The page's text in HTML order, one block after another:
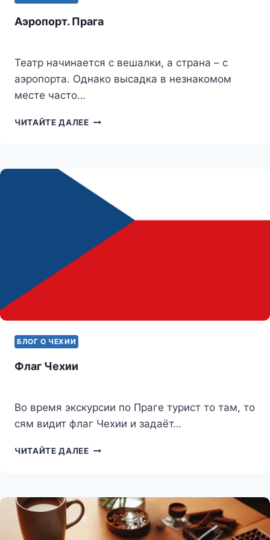
Аэропорт. Прага
Театр начинается с вешалки, а страна – с
аэропорта. Однако высадка в незнакомом
месте часто…
ЧИТАЙТЕ ДАЛЕЕАЭРОПОРТ.
БЛОГ О ЧЕХИИ
Флаг Чехии
Во время экскурсии по Праге турист то там, то
сям видит флаг Чехии и задаёт…
ЧИТАЙТЕ ДАЛЕЕФЛАГ